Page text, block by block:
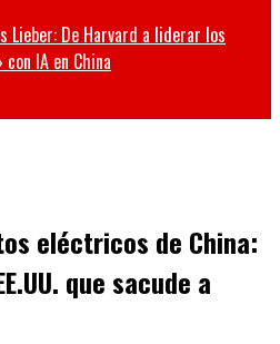
Lieber: De Harvard a liderar los
IA en China
eléctricos de China:
que sacude a